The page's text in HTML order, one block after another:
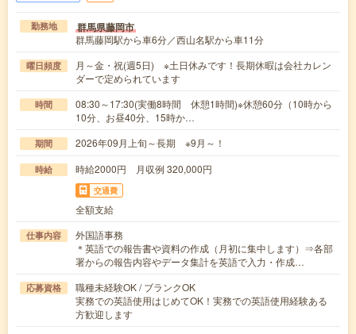
勤務地 群馬県藤岡市
群馬藤岡駅から車6分／西山名駅から車11分
曜日頻度
月～金・祝(週5日) ※土日休みです！長期休暇は会社カレン
ダーで定められています
時間
08:30～17:30(実働8時間 休憩1時間)※休憩60分（10時から
10分、お昼40分、15時か…
期間 2026年09月上旬～長期 ※9月～！
時給 時給2000円 月収例 320,000円
交通費
全額支給
仕事内容
外国語事務
＊英語での報告書や資料の作成（月初に集中します）⇒各部
署からの報告内容やデータ集計を英語で入力・作成…
応募資格
職種未経験OK / ブランクOK
実務での英語使用はじめてOK！実務での英語使用経験ある
方歓迎します